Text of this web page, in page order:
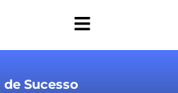
de Sucesso